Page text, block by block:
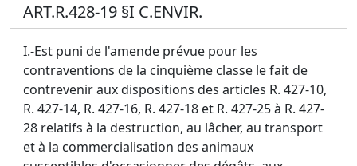
ART.R.428-19 §I C.ENVIR.
I.-Est puni de l'amende prévue pour les
contraventions de la cinquième classe le fait de
contrevenir aux dispositions des articles R. 427-10,
R. 427-14, R. 427-16, R. 427-18 et R. 427-25 à R. 427-
28 relatifs à la destruction, au lâcher, au transport
et à la commercialisation des animaux